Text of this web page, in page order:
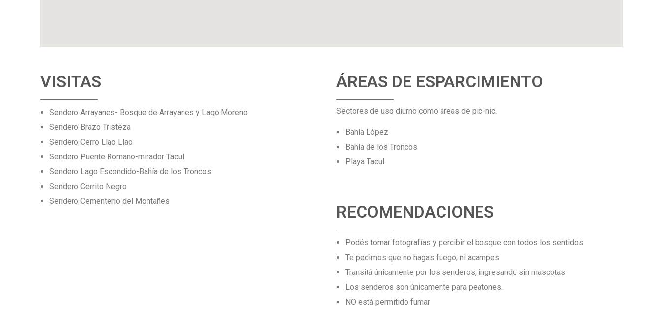
VISITAS
Sendero Arrayanes- Bosque de Arrayanes y Lago Moreno
Sendero Brazo Tristeza
Sendero Cerro Llao Llao
Sendero Puente Romano-mirador Tacul
Sendero Lago Escondido-Bahía de los Troncos
Sendero Cerrito Negro
Sendero Cementerio del Montañes
ÁREAS DE ESPARCIMIENTO
Sectores de uso diurno como áreas de pic-nic.
Bahía López
Bahía de los Troncos
Playa Tacul.
RECOMENDACIONES
Podés tomar fotografías y percibir el bosque con todos los sentidos.
Te pedimos que no hagas fuego, ni acampes.
Transitá únicamente por los senderos, ingresando sin mascotas
Los senderos son únicamente para peatones.
NO está permitido fumar